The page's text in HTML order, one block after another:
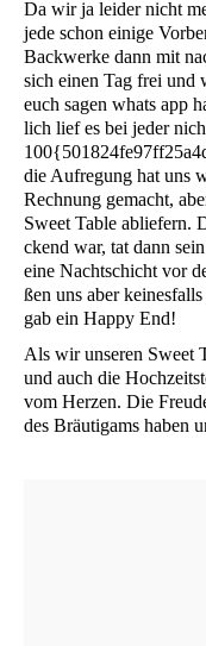
Da wir ja lei­der nicht
jede schon eini­ge
Back­wer­ke dann mit
sich einen Tag frei und
euch sagen whats app
lich lief es bei jeder
die Auf­re­gung hat uns
Rech­nung gemacht,
Sweet Table ablie­fern.
ckend war, tat dann
eine Nacht­schicht vor
ßen uns aber
gab ein Hap­py End!
Als wir unse­ren Sweet
und auch die
vom Her­zen. Die
des Bräu­ti­gams haben